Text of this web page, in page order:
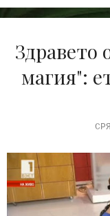
Здравето
магия":